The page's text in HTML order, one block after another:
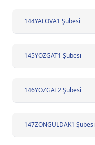
144YALOVA1 Şubesi
145YOZGAT1 Şubesi
146YOZGAT2 Şubesi
147ZONGULDAK1 Şubesi